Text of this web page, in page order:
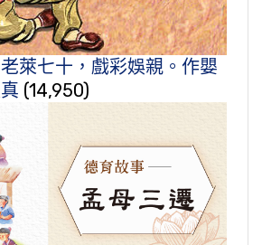
老萊七十，戲彩娛親。作嬰
(14,950)